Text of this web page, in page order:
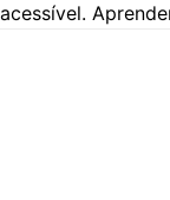
acessível.